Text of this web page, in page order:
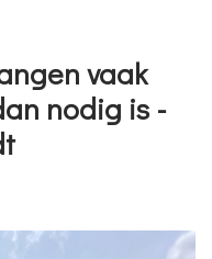
vaak
nodig is -